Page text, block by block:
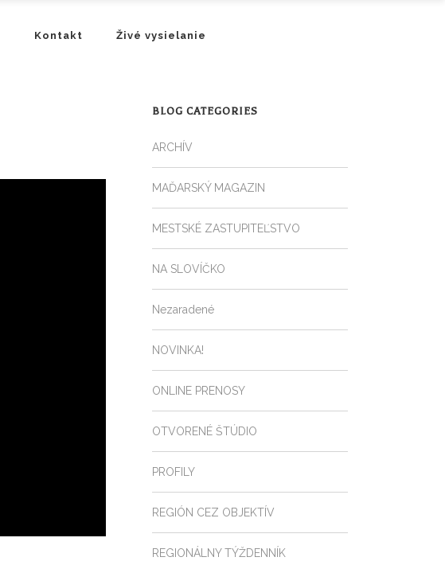
Kontakt Živé vysielanie
BLOG CATEGORIES
ARCHÍV
MAĎARSKÝ MAGAZIN
MESTSKÉ ZASTUPITEĽSTVO
NA SLOVÍČKO
Nezaradené
NOVINKA!
ONLINE PRENOSY
OTVORENÉ ŠTÚDIO
PROFILY
REGIÓN CEZ OBJEKTÍV
REGIONÁLNY TÝŽDENNÍK